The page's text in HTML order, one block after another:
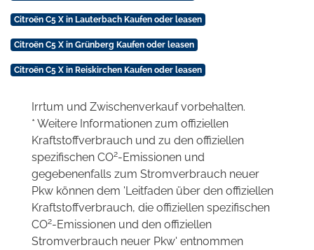
Citroën C5 X in Lauterbach Kaufen oder leasen
Citroën C5 X in Grünberg Kaufen oder leasen
Citroën C5 X in Reiskirchen Kaufen oder leasen
Irrtum und Zwischenverkauf vorbehalten.
* Weitere Informationen zum offiziellen
Kraftstoffverbrauch und zu den offiziellen
spezifischen CO2-Emissionen und
gegebenenfalls zum Stromverbrauch neuer
Pkw können dem 'Leitfaden über den offiziellen
Kraftstoffverbrauch, die offiziellen spezifischen
CO2-Emissionen und den offiziellen
Stromverbrauch neuer Pkw' entnommen